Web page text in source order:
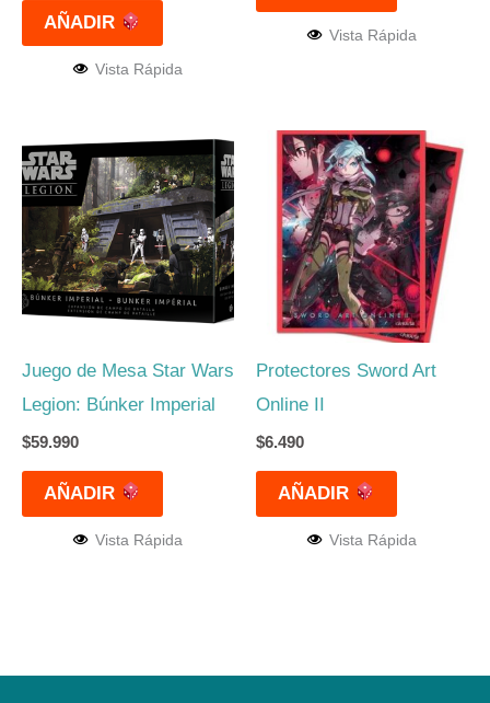
AÑADIR
Vista Rápida
Vista Rápida
Juego de Mesa Star Wars
Legion: Búnker Imperial
$59.990
AÑADIR
Vista Rápida
Protectores Sword Art
Online II
$6.490
AÑADIR
Vista Rápida